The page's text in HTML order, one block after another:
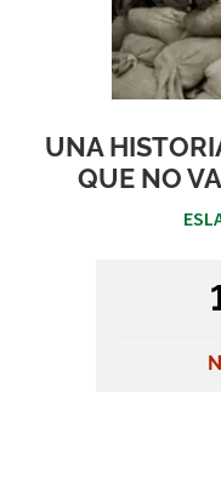
UNA
QUE NO